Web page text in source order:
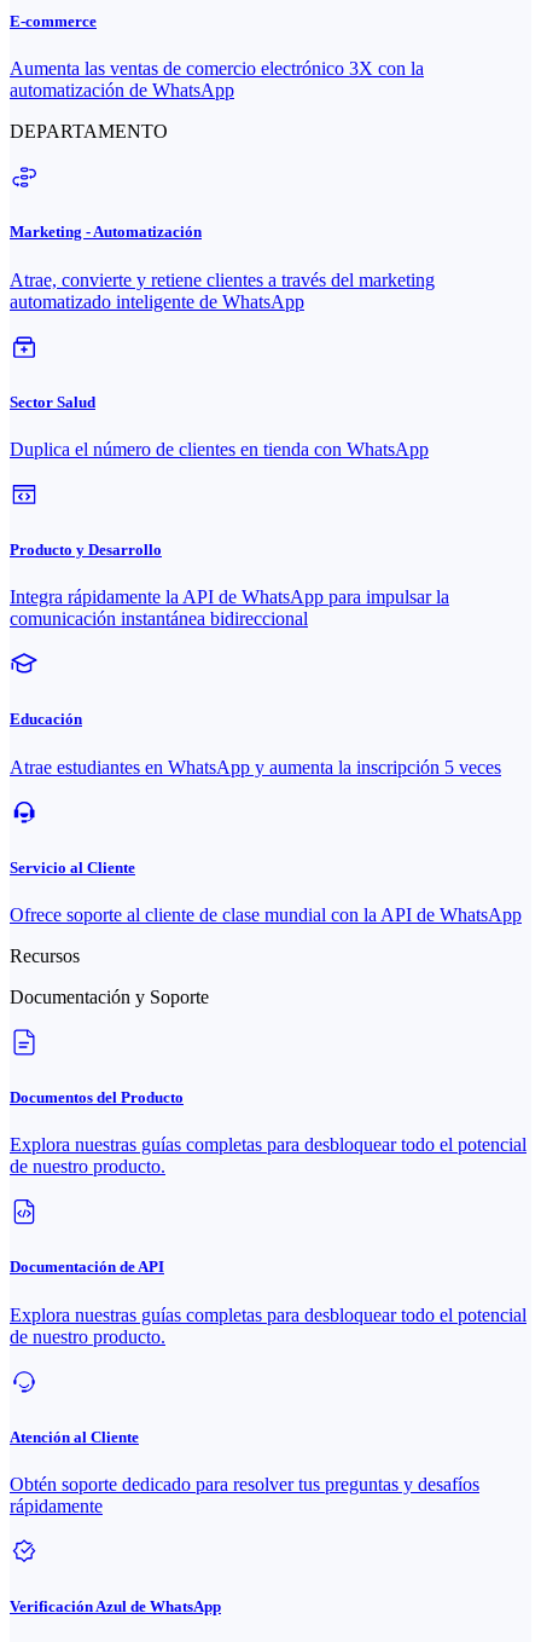
E-commerce
Aumenta las ventas de comercio electrónico 3X con la
automatización de WhatsApp
DEPARTAMENTO
Marketing - Automatización
Atrae, convierte y retiene clientes a través del marketing
automatizado inteligente de WhatsApp
Sector Salud
Duplica el número de clientes en tienda con WhatsApp
Producto y Desarrollo
Integra rápidamente la API de WhatsApp para impulsar la
comunicación instantánea bidireccional
Educación
Atrae estudiantes en WhatsApp y aumenta la inscripción 5 veces
Servicio al Cliente
Ofrece soporte al cliente de clase mundial con la API de WhatsApp
Recursos
Documentación y Soporte
Documentos del Producto
Explora nuestras guías completas para desbloquear todo el potencial
de nuestro producto.
Documentación de API
Explora nuestras guías completas para desbloquear todo el potencial
de nuestro producto.
Atención al Cliente
Obtén soporte dedicado para resolver tus preguntas y desafíos
rápidamente
Verificación Azul de WhatsApp